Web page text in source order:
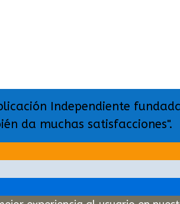
Independiente
da muchas satisfacciones".